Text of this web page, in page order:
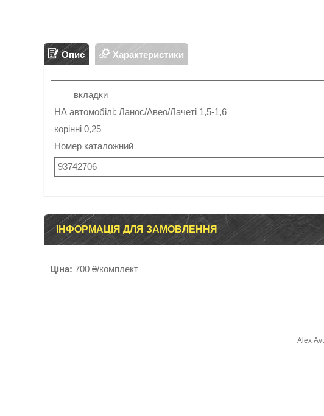
Опис Характеристики
вкладки
НА автомобілі: Ланос/Авео/Лачеті 1,5-1,6
корінні 0,25
Номер каталожний
93742706
ІНФОРМАЦІЯ ДЛЯ ЗАМОВЛЕННЯ
Ціна: 700 ₴/комплект